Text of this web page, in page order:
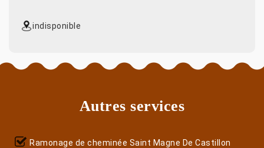
indisponible
Autres services
Ramonage de cheminée Saint Magne De Castillon